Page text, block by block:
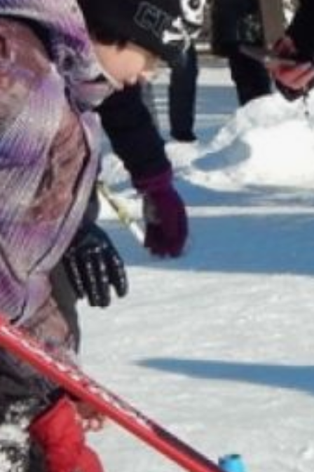
по душе. Все мероприятия
проходят в рамках
регионального проекта
«Доступный спорт»
нацпроекта «Семья».
Декаду открыл
традиционный «Забег
обещаний» (0+) 1 января.
Как мы уже писали, более
восьмиста любителей
спорта пробежали
символические 2025
метров по стадиону имени
Ленина. А 2 января
состоялись новогодние
старты для юных
спортсменов из сельских
школ Матвеевка и Бычиха,
а также воспитанников
центра «Грань» и любителей
САП-серфинга. Ребята
соревновались в плавании,
гребле на каяках и САП-
досках, учились
спасательным приёмам.
Взрослые сапсерферы
сразились в «битве
гладиаторов», пытаясь
сбить друг друга с досок. 3
января в центре
«Содружество» прошёл
«Хоровод игр» с квизами
и весёлыми
соревнованиями для детей.
В краевом центре до 7